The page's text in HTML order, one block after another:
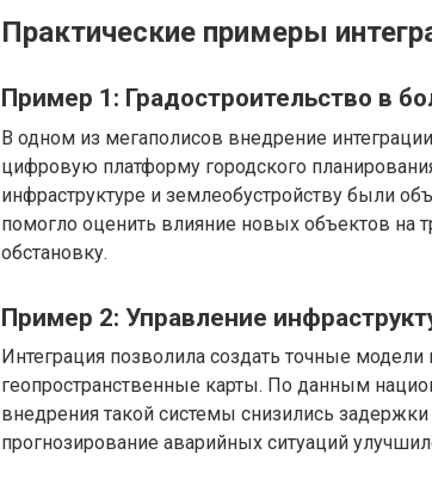
Практические примеры
Пример 1: Градостроительство в
В одном из мегаполисов внедрение
цифровую платформу городского
инфраструктуре и землеобустройству были
помогло оценить влияние новых объектов на
обстановку.
Пример 2: Управление
Интеграция позволила создать точные
геопространственные карты. По данным
внедрения такой системы снизились
прогнозирование аварийных ситуаций